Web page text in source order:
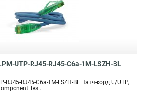
UTP-RJ45-RJ45-C6a-1M-LSZH-BL
RJ45-RJ45-C6a-1M-LSZH-BL Патч-корд U/UTP,
Tes...